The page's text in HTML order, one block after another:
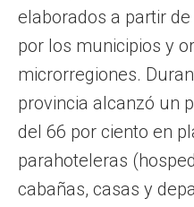
elaborados a partir
por los municipios y
microrregiones.
provincia alcanzó un
del 66 por ciento en
parahoteleras
cabañas, casas y